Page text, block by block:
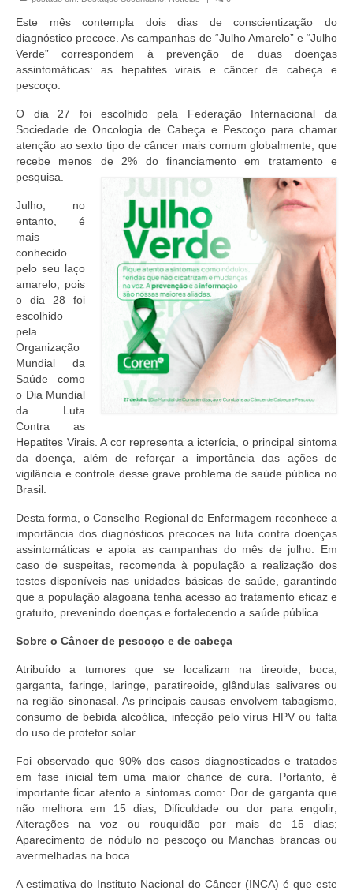
Conselheiros e Diretoria
Câmaras Técnicas
Governança
Transparência e Prestação de Contas
Eleições Triênio 2027-2029
Eleições 2023
Eleições Anteriores
Agenda do presidente
Editais e licitação
Eleições
Responsabilidade Técnica
Decisões
Portarias
Resoluções
Desagravo Público
Processos Éticos
Censura Pública
Suspensão do Exercício Profissional
Procedimento para registro
Clube de Vantagens
Valores dos serviços
Este mês contempla dois dias de conscientização do
diagnóstico precoce. As campanhas de “Julho Amarelo” e “Julho
Verde” correspondem à prevenção de duas doenças
assintomáticas: as hepatites virais e câncer de cabeça e
pescoço.
O dia 27 foi escolhido pela Federação Internacional da
Sociedade de Oncologia de Cabeça e Pescoço para chamar
atenção ao sexto tipo de câncer mais comum globalmente, que
recebe menos de 2% do financiamento em tratamento e
pesquisa.
Julho, no
entanto, é
mais
conhecido
pelo seu laço
amarelo, pois
o dia 28 foi
escolhido
pela
Organização
Mundial da
Saúde como
o Dia Mundial
da Luta
Contra as
Hepatites Virais. A cor representa a icterícia, o principal sintoma
da doença, além de reforçar a importância das ações de
vigilância e controle desse grave problema de saúde pública no
Brasil.
Desta forma, o Conselho Regional de Enfermagem reconhece a
importância dos diagnósticos precoces na luta contra doenças
assintomáticas e apoia as campanhas do mês de julho. Em
caso de suspeitas, recomenda à população a realização dos
testes disponíveis nas unidades básicas de saúde, garantindo
que a população alagoana tenha acesso ao tratamento eficaz e
gratuito, prevenindo doenças e fortalecendo a saúde pública.
Sobre o Câncer de pescoço e de cabeça
Atribuído a tumores que se localizam na tireoide, boca,
garganta, faringe, laringe, paratireoide, glândulas salivares ou
na região sinonasal. As principais causas envolvem tabagismo,
consumo de bebida alcoólica, infecção pelo vírus HPV ou falta
do uso de protetor solar.
Foi observado que 90% dos casos diagnosticados e tratados
em fase inicial tem uma maior chance de cura. Portanto, é
importante ficar atento a sintomas como: Dor de garganta que
não melhora em 15 dias; Dificuldade ou dor para engolir;
Alterações na voz ou rouquidão por mais de 15 dias;
Aparecimento de nódulo no pescoço ou Manchas brancas ou
avermelhadas na boca.
A estimativa do Instituto Nacional do Câncer (INCA) é que este